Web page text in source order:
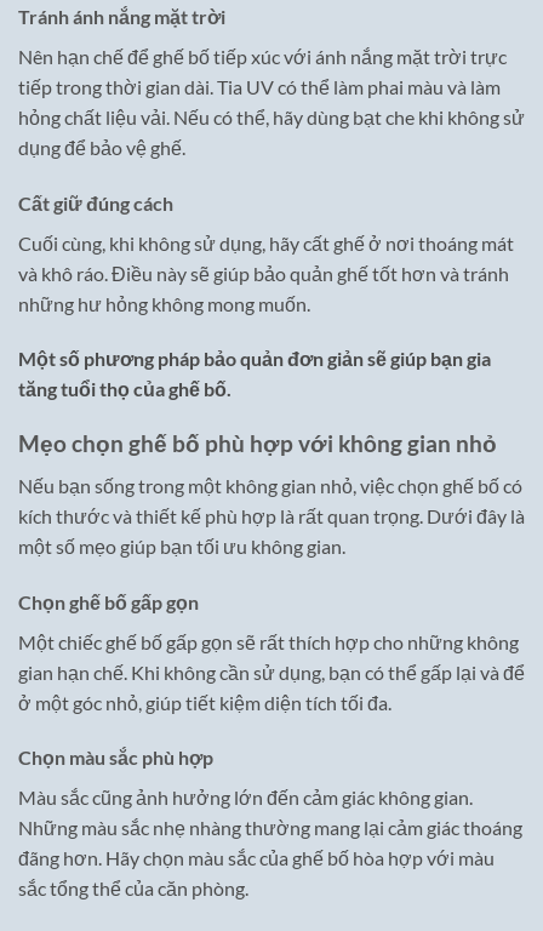
Tránh ánh nắng mặt trời
Nên hạn chế để ghế bố tiếp xúc với ánh nắng mặt trời trực
tiếp trong thời gian dài. Tia UV có thể làm phai màu và làm
hỏng chất liệu vải. Nếu có thể, hãy dùng bạt che khi không sử
dụng để bảo vệ ghế.
Cất giữ đúng cách
Cuối cùng, khi không sử dụng, hãy cất ghế ở nơi thoáng mát
và khô ráo. Điều này sẽ giúp bảo quản ghế tốt hơn và tránh
những hư hỏng không mong muốn.
Một số phương pháp bảo quản đơn giản sẽ giúp bạn gia
tăng tuổi thọ của ghế bố.
Mẹo chọn ghế bố phù hợp với không gian nhỏ
Nếu bạn sống trong một không gian nhỏ, việc chọn ghế bố có
kích thước và thiết kế phù hợp là rất quan trọng. Dưới đây là
một số mẹo giúp bạn tối ưu không gian.
Chọn ghế bố gấp gọn
Một chiếc ghế bố gấp gọn sẽ rất thích hợp cho những không
gian hạn chế. Khi không cần sử dụng, bạn có thể gấp lại và để
ở một góc nhỏ, giúp tiết kiệm diện tích tối đa.
Chọn màu sắc phù hợp
Màu sắc cũng ảnh hưởng lớn đến cảm giác không gian.
Những màu sắc nhẹ nhàng thường mang lại cảm giác thoáng
đãng hơn. Hãy chọn màu sắc của ghế bố hòa hợp với màu
sắc tổng thể của căn phòng.